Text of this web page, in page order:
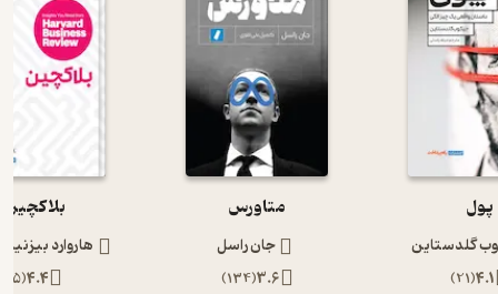
پول
گلدستاین
4.1
(
21
)
متاورس
جان راسل
3.6
(
134
)
بلاکچین
هاروارد
4.4
(
5